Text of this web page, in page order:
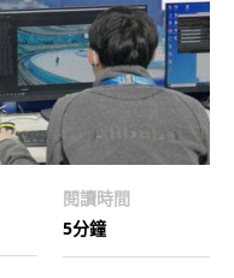
閱讀時間
5分鐘